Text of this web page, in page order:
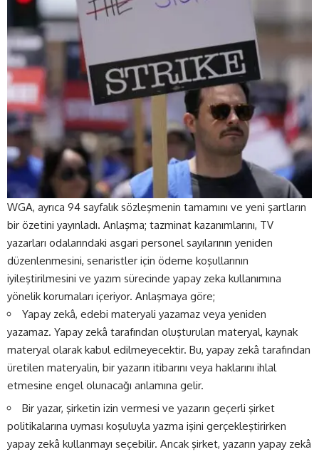
WGA, ayrıca 94 sayfalık sözleşmenin tamamını ve yeni şartların
bir özetini yayınladı. Anlaşma; tazminat kazanımlarını, TV
yazarları odalarındaki asgari personel sayılarının yeniden
düzenlenmesini, senaristler için ödeme koşullarının
iyileştirilmesini ve yazım sürecinde yapay zeka kullanımına
yönelik korumaları içeriyor. Anlaşmaya göre;
Yapay zekâ, edebi materyali yazamaz veya yeniden
yazamaz. Yapay zekâ tarafından oluşturulan materyal, kaynak
materyal olarak kabul edilmeyecektir. Bu, yapay zekâ tarafından
üretilen materyalin, bir yazarın itibarını veya haklarını ihlal
etmesine engel olunacağı anlamına gelir.
Bir yazar, şirketin izin vermesi ve yazarın geçerli şirket
politikalarına uyması koşuluyla yazma işini gerçekleştirirken
yapay zekâ kullanmayı seçebilir. Ancak şirket, yazarın yapay zekâ